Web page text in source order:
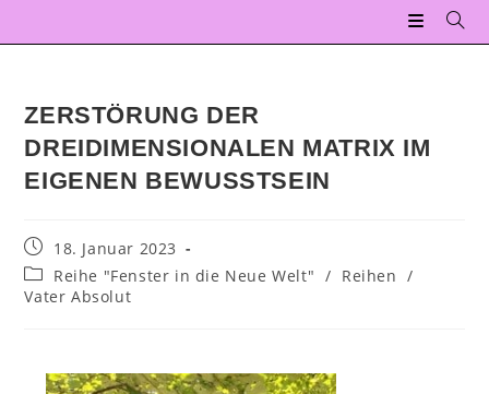
ZERSTÖRUNG DER
DREIDIMENSIONALEN MATRIX IM
EIGENEN BEWUSSTSEIN
18. Januar 2023
Reihe "Fenster in die Neue Welt" / Reihen /
Vater Absolut